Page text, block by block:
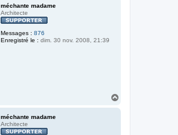
méchante madame
Architecte
Messages : 876
Enregistré le : dim. 30 nov. 2008, 21:39
méchante madame
Architecte